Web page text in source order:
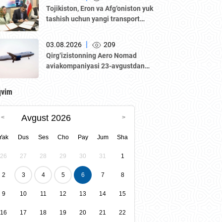
Qozogʼiston biznes-forumi va B2B
muzokaralari boʼlib oʼtmoqda.
Tojikiston, Eron va Afg‘oniston yuk
tashish uchun yangi transport
03.08.2026 |
209
Qirg‘izistonning Aero Nomad
aviakompaniyasi 23-avgustdan
Avgust 2026
Dus Ses Cho Pay Jum Sha
26 27 28 29 30 31 1
2 3 4 5 6 7 8
9 10 11 12 13 14 15
16 17 18 19 20 21 22